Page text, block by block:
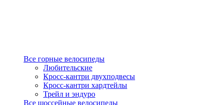
Все горные велосипеды
Любительские
Кросс-кантри двухподвесы
Кросс-кантри хардтейлы
Трейл и эндуро
Все шоссейные велосипеды